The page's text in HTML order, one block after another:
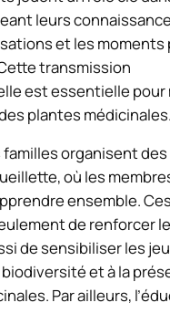
leurs
et les moments
transmission
est essentielle pour
plantes médicinales.
organisent
où les
ensemble.
de renforcer
de sensibiliser les
biodiversité et à la
Par ailleurs,